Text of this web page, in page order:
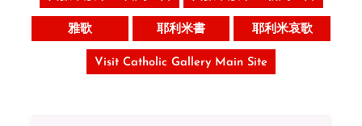
雅歌 耶利米書 耶利米哀歌
Visit Catholic Gallery Main Site